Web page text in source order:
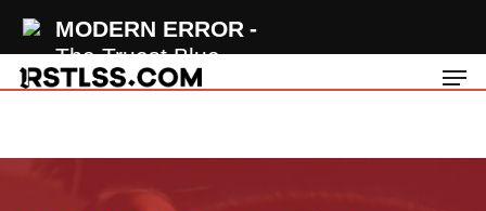
MODERN ERROR
The Truest Blue
main